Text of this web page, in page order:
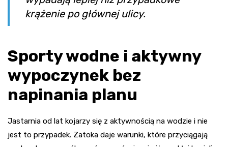
krążenie po głównej ulicy.
Sporty wodne i aktywny
wypoczynek bez
napinania planu
Jastarnia od lat kojarzy się z aktywnością na wodzie i nie
jest to przypadek. Zatoka daje warunki, które przyciągają